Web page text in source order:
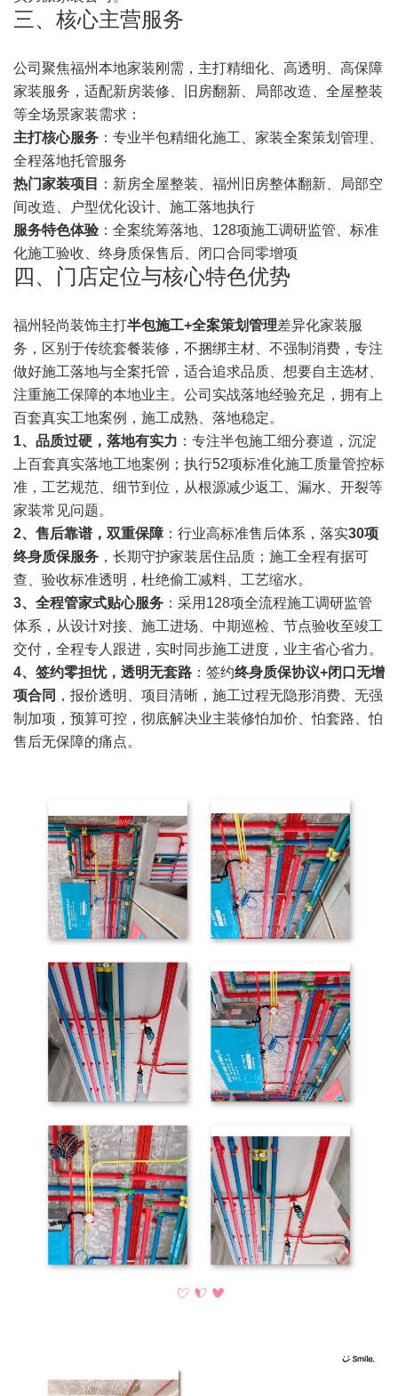
三、核心主营服务
公司聚焦福州本地家装刚需，主打精细化、高透明、高保障
家装服务，适配新房装修、旧房翻新、局部改造、全屋整装
等全场景家装需求：
主打核心服务 ：专业半包精细化施工、家装全案策划管理、
全程落地托管服务
热门家装项目
：新房全屋整装、福州旧房整体翻新、局部空
间改造、户型优化设计、施工落地执行
服务特色体验 ：全案统筹落地、128项施工调研监管、标准
化施工验收、终身质保售后、闭口合同零增项
四、门店定位与核心特色优势
福州轻尚装饰主打半包施工+全案策划管理差异化家装服
务，区别于传统套餐装修，不捆绑主材、不强制消费，专注
做好施工落地与全案托管，适合追求品质、想要自主选材、
注重施工保障的本地业主。公司实战落地经验充足，拥有上
百套真实工地案例，施工成熟、落地稳定。
1、品质过硬，落地有实力 ：专注半包施工细分赛道，沉淀
上百套真实落地工地案例；执行52项标准化施工质量管控标
准，工艺规范、细节到位，从根源减少返工、漏水、开裂等
家装常见问题。
2、售后靠谱，双重保障 ：行业高标准售后体系，落实30项
终身质保服务 ，长期守护家装居住品质；施工全程有据可
查、验收标准透明，杜绝偷工减料、工艺缩水。
3、全程管家式贴心服务 ：采用128项全流程施工调研监管
体系，从设计对接、施工进场、中期巡检、节点验收至竣工
交付，全程专人跟进，实时同步施工进度，业主省心省力。
4、签约零担忧，透明无套路 ：签约终身质保协议+闭口无增
项合同 ，报价透明、项目清晰，施工过程无隐形消费、无强
制加项，预算可控，彻底解决业主装修怕加价、怕套路、怕
售后无保障的痛点。